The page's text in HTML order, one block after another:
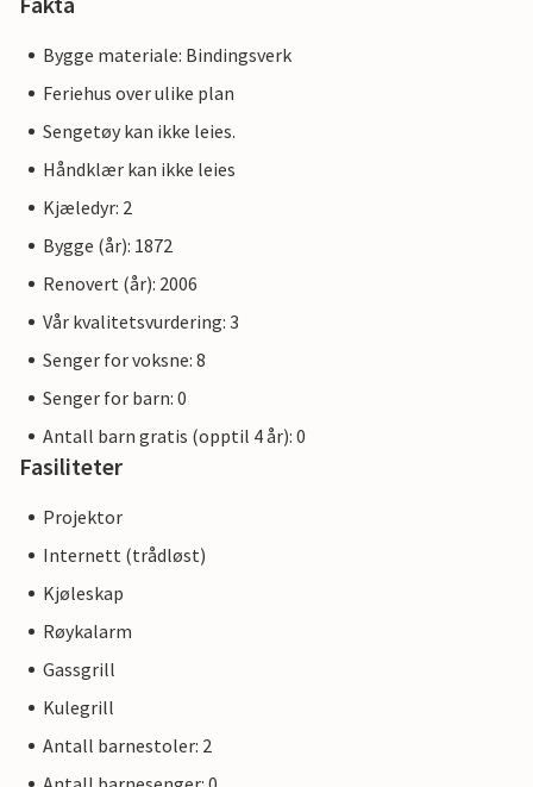
Bygge materiale: Bindingsverk
Feriehus over ulike plan
Sengetøy kan ikke leies.
Håndklær kan ikke leies
Kjæledyr: 2
Bygge (år): 1872
Renovert (år): 2006
Vår kvalitetsvurdering: 3
Senger for voksne: 8
Senger for barn: 0
Antall barn gratis (opptil 4 år): 0
Fasiliteter
Projektor
Internett (trådløst)
Kjøleskap
Røykalarm
Gassgrill
Kulegrill
Antall barnestoler: 2